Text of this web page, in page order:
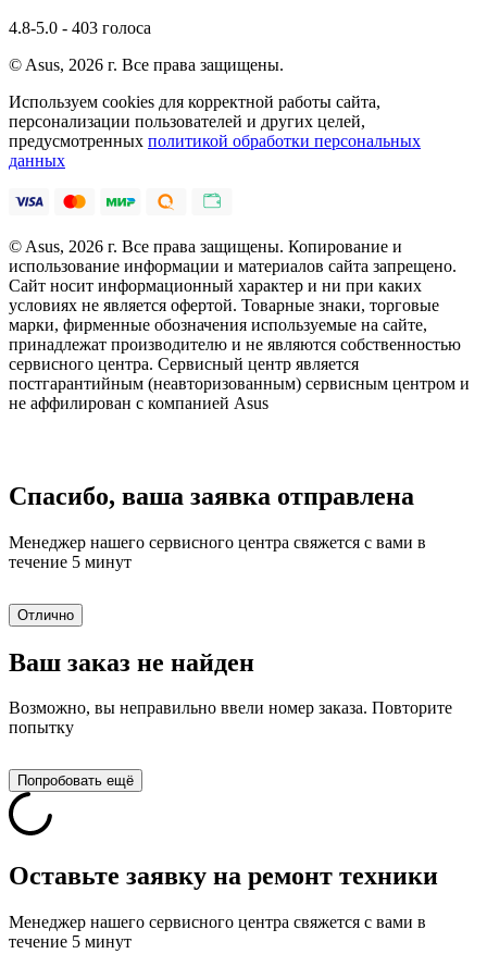
4.8-5.0 - 403 голоса
© Asus, 2026 г. Все права защищены.
Используем cookies для корректной работы сайта,
персонализации пользователей и других целей,
предусмотренных политикой обработки персональных
данных
© Asus, 2026 г. Все права защищены. Копирование и
использование информации и материалов сайта запрещено.
Сайт носит информационный характер и ни при каких
условиях не является офертой. Товарные знаки, торговые
марки, фирменные обозначения используемые на сайте,
принадлежат производителю и не являются собственностью
сервисного центра. Сервисный центр является
постгарантийным (неавторизованным) сервисным центром и
не аффилирован с компанией Asus
Спасибо, ваша заявка отправлена
Менеджер нашего сервисного центра свяжется с вами в
течение 5 минут
Отлично
Ваш заказ не найден
Возможно, вы неправильно ввели номер заказа. Повторите
попытку
Попробовать ещё
Оставьте заявку на ремонт техники
Менеджер нашего сервисного центра свяжется с вами в
течение 5 минут